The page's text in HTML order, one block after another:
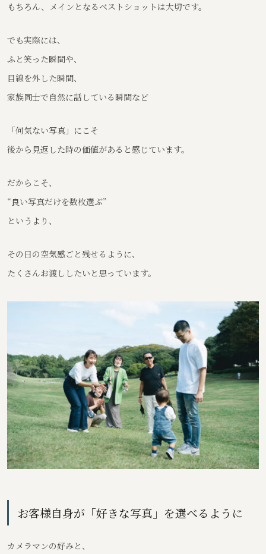
もちろん、メインとなるベストショットは大切です。
でも実際には、
ふと笑った瞬間や、
目線を外した瞬間、
家族同士で自然に話している瞬間など
「何気ない写真」にこそ
後から見返した時の価値があると感じています。
だからこそ、
“良い写真だけを数枚選ぶ”
というより、
その日の空気感ごと残せるように、
たくさんお渡ししたいと思っています。
お客様自身が「好きな写真」を選べるように
カメラマンの好みと、